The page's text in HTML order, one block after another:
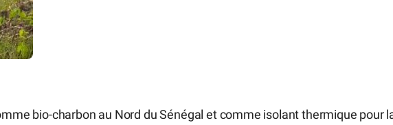
bio-charbon au Nord du Sénégal et comme isolant thermique pour